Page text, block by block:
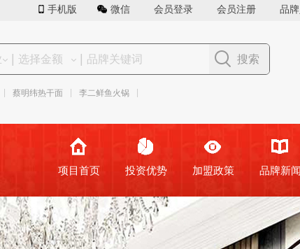
手机版 微信 会员登录 会员注册 品
搜索
| 李二鲜鱼火锅 |
项目首页 投资优势 加盟政策 品牌新闻